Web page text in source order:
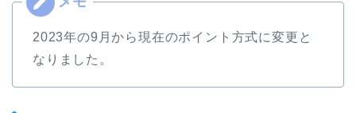
2023年の9月から現在のポイント方式に変更と
なりました。